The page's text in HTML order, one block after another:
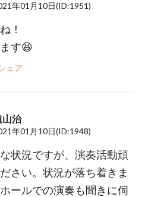
年01月10日(ID:1951)
！
す😆
ェア
山治
年01月10日(ID:1948)
状況ですが、演奏活動頑
さい。状況が落ち着きま
ールでの演奏も聞きに伺